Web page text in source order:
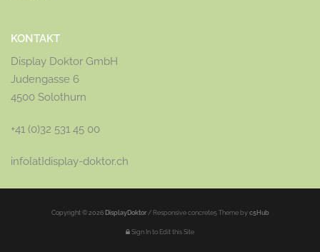
KONTAKT
Display Doktor GmbH
Judengasse 6
4500 Solothurn
+41 (0)32 531 45 00
info{at}display-doktor.ch
Copyright © 2026 DisplayDoktor/ Responsive concrete5 Theme by c5Hub
Sign In to Edit this Site